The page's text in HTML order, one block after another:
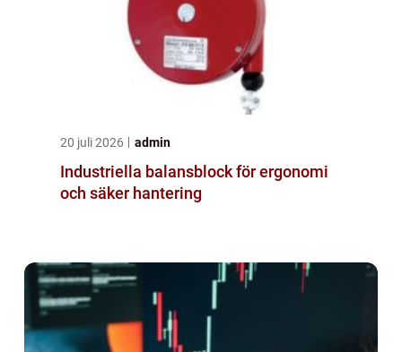
20 juli 2026 admin
Industriella balansblock för ergonomi
och säker hantering